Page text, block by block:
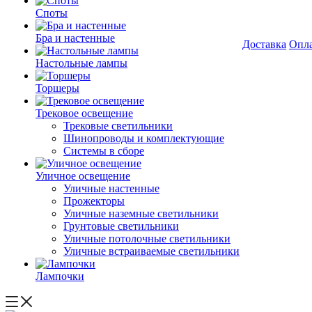
Споты
Бра и настенные
Настольные лампы
Торшеры
Трековое освещение
Трековые светильники
Шинопроводы и комплектующие
Системы в сборе
Уличное освещение
Уличные настенные
Прожекторы
Уличные наземные светильники
Грунтовые светильники
Уличные потолочные светильники
Уличные встраиваемые светильники
Лампочки
Доставка